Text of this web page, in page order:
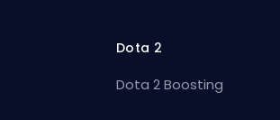
Dota 2
Dota 2 Boosting